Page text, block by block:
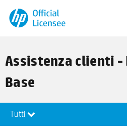
Assistenza clienti -
Base
Tutti